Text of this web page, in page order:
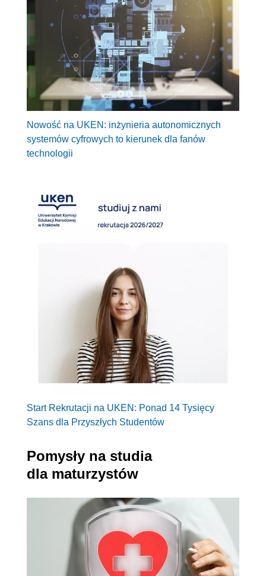
Nowość na UKEN: inżynieria autonomicznych
systemów cyfrowych to kierunek dla fanów
technologii
Start Rekrutacji na UKEN: Ponad 14 Tysięcy
Szans dla Przyszłych Studentów
Pomysły na studia
dla maturzystów